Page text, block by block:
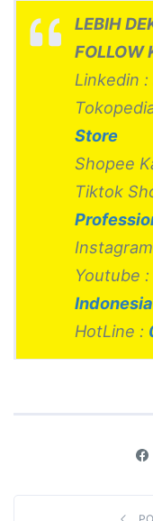
LEBIH
FOLLOW
Linkedin :
Store
Shopee
Tiktok
Youtube :
Indonesia
HotLine :